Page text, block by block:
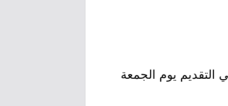
بتاريخ 1447/07/01هـ الموافق 2025/12/21م وينتهي التقديم يوم الجمعة